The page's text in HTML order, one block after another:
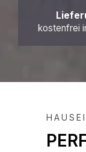
kostenfrei